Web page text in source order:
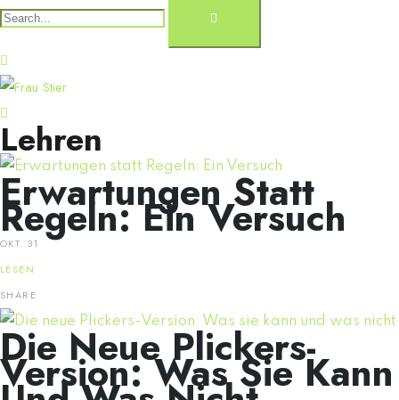
Lehren
Erwartungen Statt
Regeln: Ein Versuch
OKT. 31
LESEN
SHARE
Die Neue Plickers-
Version: Was Sie Kann